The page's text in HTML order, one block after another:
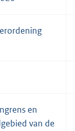
en
van de